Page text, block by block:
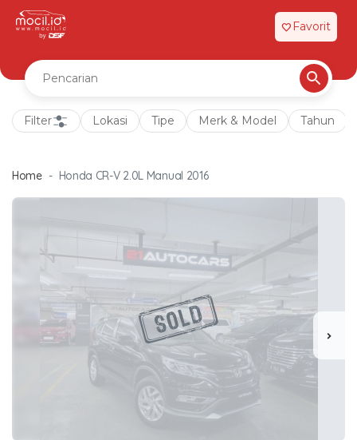
favorite Favorit
Filter Lokasi Tipe Merk & Model Tahun
Home Honda CR-V 2.0L Manual 2016
chevron_right